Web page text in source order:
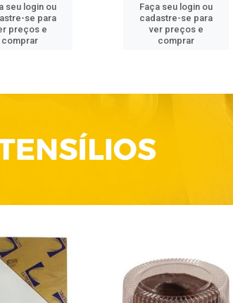
seu login ou
se para
preços e
comprar
Faça seu login ou
cadastre-se para
ver preços e
comprar